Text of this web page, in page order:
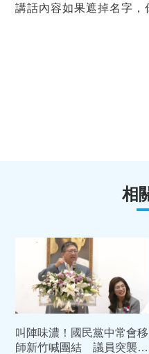
講話內容如果遮掉名字，
相
叫陣味濃！國民黨中常會移
師新竹喊團結 議員突襲大